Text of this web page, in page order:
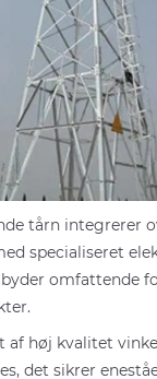
tårn integrerer
specialiseret
omfattende
høj kvalitet
det sikrer